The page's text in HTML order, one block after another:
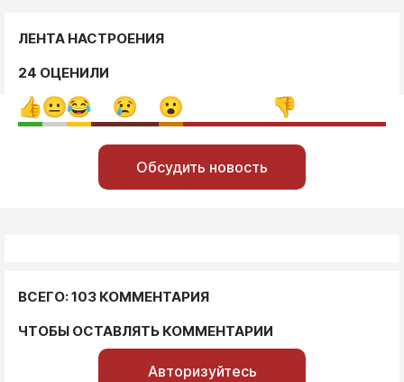
ЛЕНТА НАСТРОЕНИЯ
24 ОЦЕНИЛИ
Обсудить новость
ВСЕГО: 103 КОММЕНТАРИЯ
ЧТОБЫ ОСТАВЛЯТЬ КОММЕНТАРИИ
Авторизуйтесь